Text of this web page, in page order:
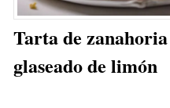
Tarta de
glaseado de limón